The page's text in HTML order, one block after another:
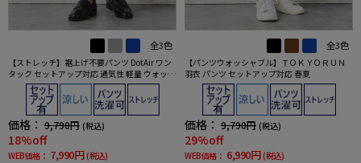
全3色
【ストレッチ】裾上げ不要パンツ DotAir ワン
タック セットアップ対応 通気性 軽量 ウォッシ
ャブル 春夏
価格： 9,790円 (税込)
18%off
WEB価格： 7,990円 (税込)
全3色
【パンツウォッシャブル】ＴＯＫＹＯＲＵＮ
羽衣 パンツ セットアップ対応 春夏
価格： 9,790円 (税込)
29%off
WEB価格： 6,990円 (税込)